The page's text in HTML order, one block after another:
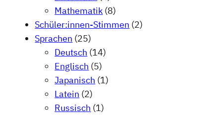
Mathematik (8)
Schüler:innen-Stimmen (2)
Sprachen (25)
Deutsch (14)
Englisch (5)
Japanisch (1)
Latein (2)
Russisch (1)